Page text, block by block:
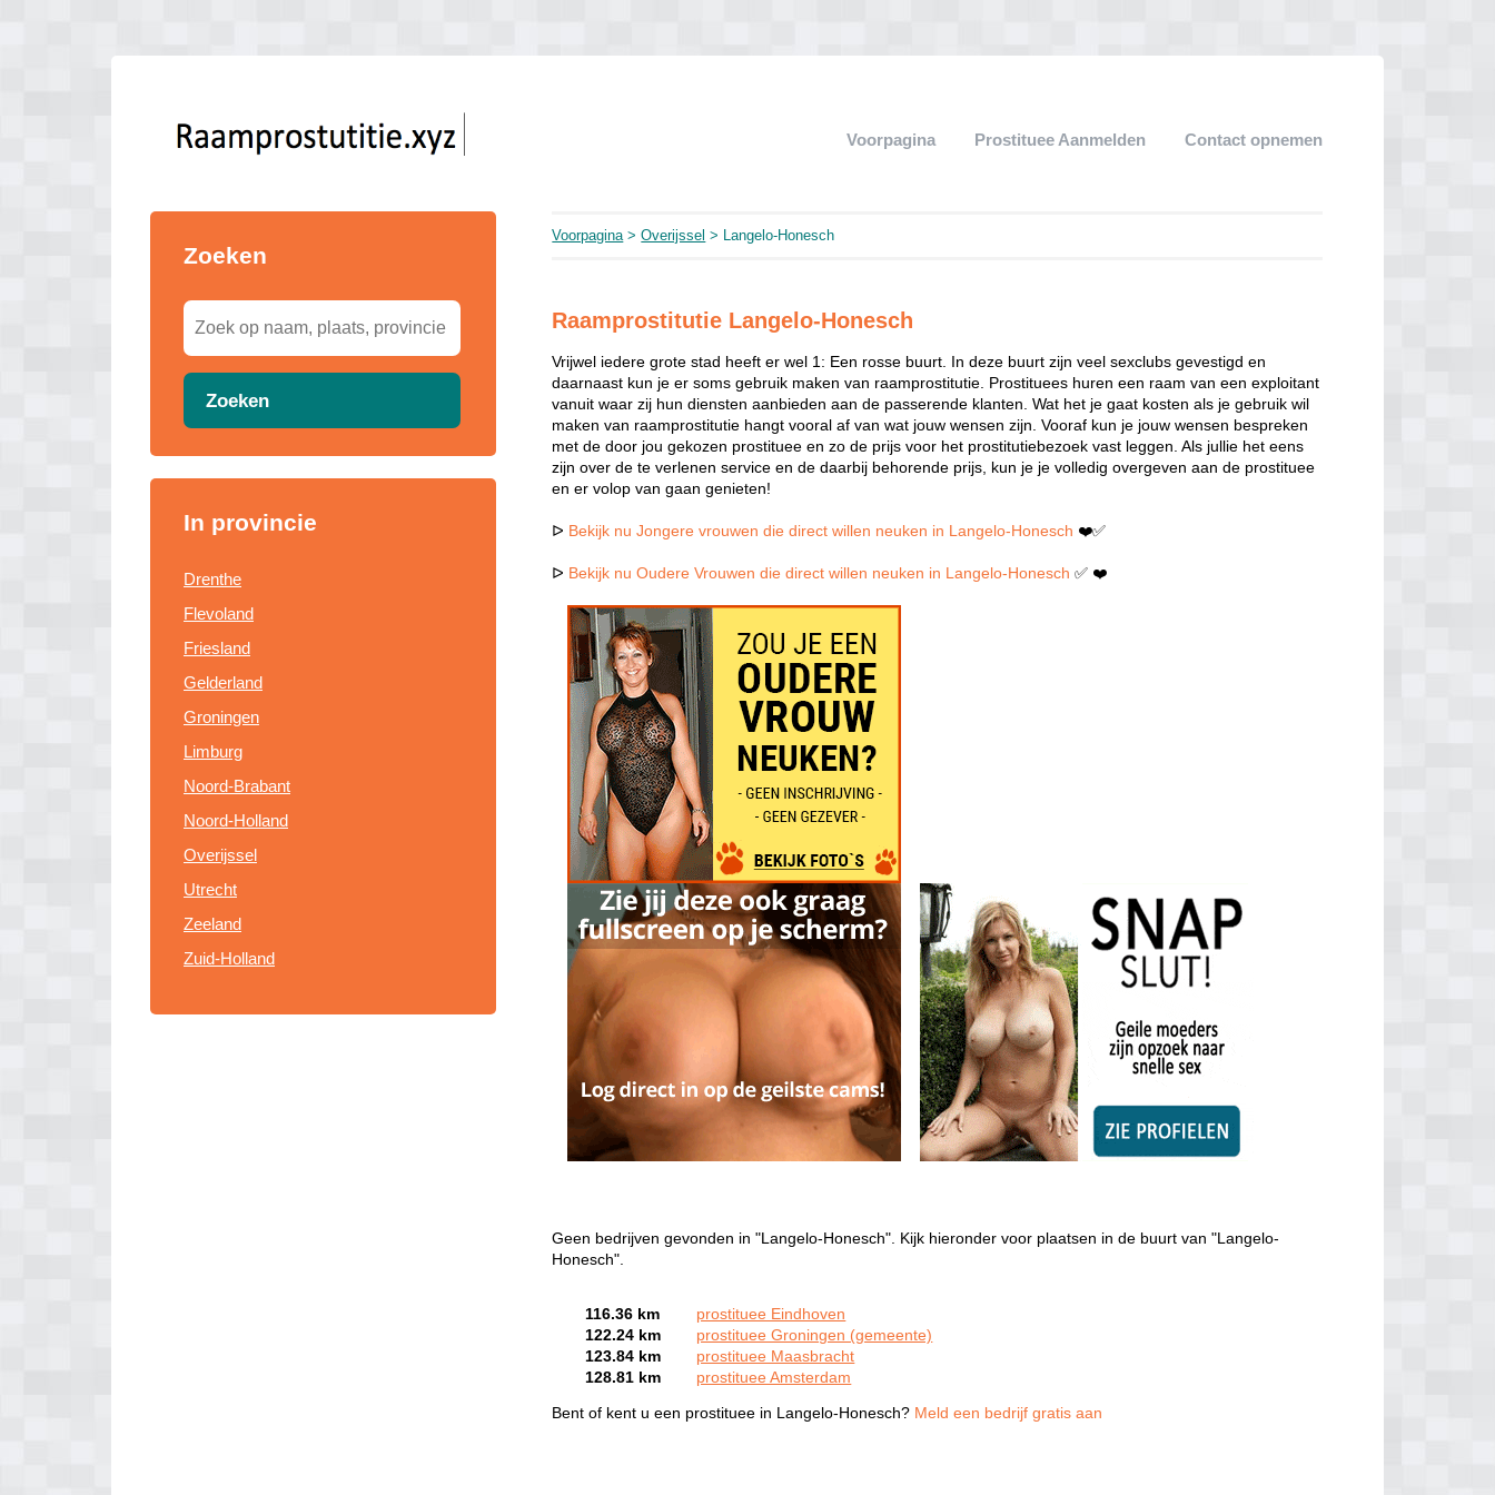
Voorpagina Prostituee Aanmelden Contact opnemen
Zoeken
Zoeken
In provincie
Drenthe
Flevoland
Friesland
Gelderland
Groningen
Limburg
Noord-Brabant
Noord-Holland
Overijssel
Utrecht
Zeeland
Zuid-Holland
Voorpagina>Overijssel > Langelo-Honesch
Raamprostitutie Langelo-Honesch
Vrijwel iedere grote stad heeft er wel 1: Een rosse buurt. In deze buurt zijn veel sexclubs gevestigd en
daarnaast kun je er soms gebruik maken van raamprostitutie. Prostituees huren een raam van een exploitant
vanuit waar zij hun diensten aanbieden aan de passerende klanten. Wat het je gaat kosten als je gebruik wil
maken van raamprostitutie hangt vooral af van wat jouw wensen zijn. Vooraf kun je jouw wensen bespreken
met de door jou gekozen prostituee en zo de prijs voor het prostitutiebezoek vast leggen. Als jullie het eens
zijn over de te verlenen service en de daarbij behorende prijs, kun je je volledig overgeven aan de prostituee
en er volop van gaan genieten!
ᐅ Bekijk nu Jongere vrouwen die direct willen neuken in Langelo-Honesch ❤️✅
ᐅ Bekijk nu Oudere Vrouwen die direct willen neuken in Langelo-Honesch ✅ ❤️
Geen bedrijven gevonden in "Langelo-Honesch". Kijk hieronder voor plaatsen in de buurt van "Langelo-
Honesch".
116.36 km
prostituee Eindhoven
122.24 km
prostituee Groningen (gemeente)
123.84 km
prostituee Maasbracht
128.81 km
prostituee Amsterdam
Bent of kent u een prostituee in Langelo-Honesch? Meld een bedrijf gratis aan